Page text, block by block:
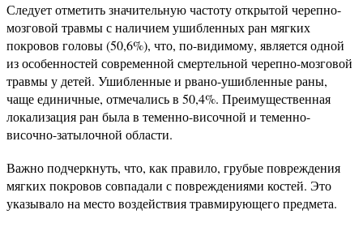
Следует отметить значительную частоту открытой черепно-
мозговой травмы с наличием ушибленных ран мягких
покровов головы (50,6%), что, по-видимому, является одной
из особенностей современной смертельной черепно-мозговой
травмы у детей. Ушибленные и рвано-ушибленные раны,
чаще единичные, отмечались в 50,4%. Преимущественная
локализация ран была в теменно-височной и теменно-
височно-затылочной области.
Важно подчеркнуть, что, как правило, грубые повреждения
мягких покровов совпадали с повреждениями костей. Это
указывало на место воздействия травмирующего предмета.